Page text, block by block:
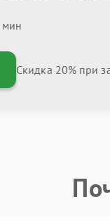
мин
Скидка 20% при